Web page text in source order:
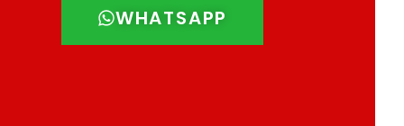
WHATSAPP